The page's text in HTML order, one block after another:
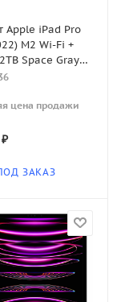
Apple iPad Pro
M2 Wi-Fi +
Space Gray
цена продажи
ЗАКАЗ